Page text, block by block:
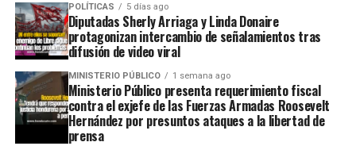
POLÍTICAS 5 días ago
Diputadas Sherly Arriaga y Linda Donaire
protagonizan intercambio de señalamientos tras
difusión de video viral
MINISTERIO PÚBLICO 1 semana ago
Ministerio Público presenta requerimiento fiscal
contra el exjefe de las Fuerzas Armadas Roosevelt
Hernández por presuntos ataques a la libertad de
prensa